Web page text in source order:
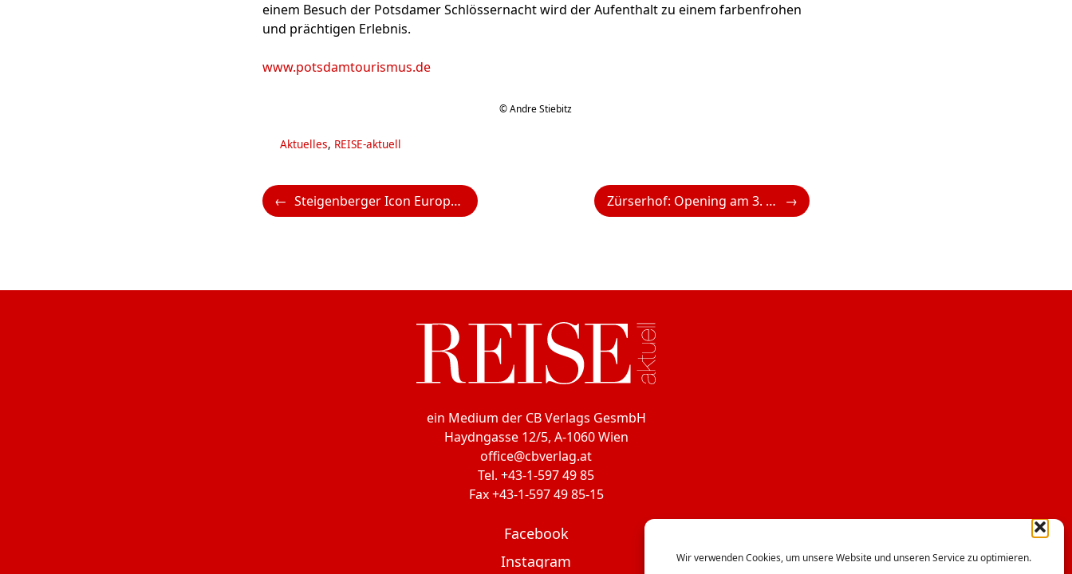
Wir verwenden Cookies, um unsere Website und unseren Service zu optimieren.
einem Besuch der Potsdamer Schlössernacht wird der Aufenthalt zu einem farbenfrohen
und prächtigen Erlebnis.
www.potsdamtourismus.de
© Andre Stiebitz
Kategorien
Aktuelles, REISE-aktuell
Zürserhof: Opening am 3. Dezember 2025 – Der Winter liegt in der Luft
Steigenberger Icon Europäischer Hof Baden-Baden eröffnet am 14. August 2025
ein Medium der CB Verlags GesmbH
Haydngasse 12/5, A-1060 Wien
office@cbverlag.at
Tel. +43-1-597 49 85
Fax +43-1-597 49 85-15
Facebook
Instagram